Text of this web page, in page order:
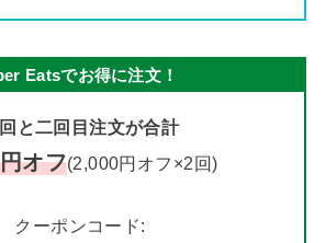
Eatsでお得に注文！
と二回目注文が合計
オフ(2,000円オフ×2回)
クーポンコード: